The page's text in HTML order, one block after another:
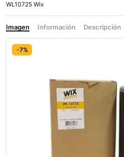
WL10725 Wix
Imagen Información Descripción
-7%